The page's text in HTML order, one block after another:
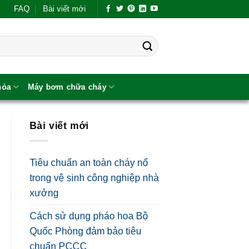
FAQ Bài viết mới
Máy bơm chữa cháy
Bài viết mới
Tiêu chuẩn an toàn cháy nổ
trong vệ sinh công nghiệp nhà
xưởng
Cách sử dụng pháo hoa Bộ
Quốc Phòng đảm bảo tiêu
chuẩn PCCC